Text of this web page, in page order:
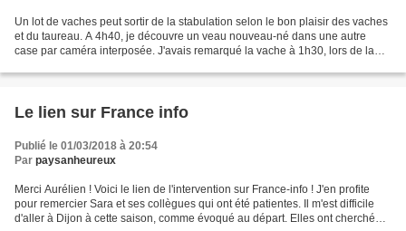
Un lot de vaches peut sortir de la stabulation selon le bon plaisir des vaches
et du taureau. A 4h40, je découvre un veau nouveau-né dans une autre
case par caméra interposée. J'avais remarqué la vache à 1h30, lors de la
Le lien sur France info
Publié le 01/03/2018 à 20:54
Par paysanheureux
Merci Aurélien ! Voici le lien de l'intervention sur France-info ! J'en profite
pour remercier Sara et ses collègues qui ont été patientes. Il m'est difficile
d'aller à Dijon à cette saison, comme évoqué au départ. Elles ont cherché